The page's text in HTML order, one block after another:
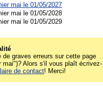
mai le 01/05/2027
mai le 01/05/2028
mai le 01/05/2029
de graves erreurs sur cette page
mai")? Alors s'il vous plaît écrivez-
de contact! Merci!